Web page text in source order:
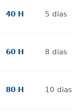
40 H 5 dias
60 H 8 dias
80 H 10 dias